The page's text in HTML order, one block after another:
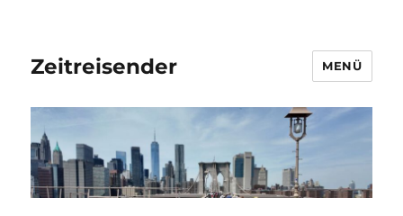
Zeitreisender MENÜ